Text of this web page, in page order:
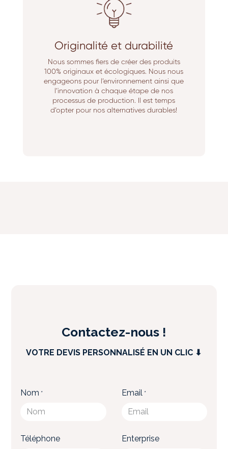
Originalité et durabilité
Nous sommes fiers de créer des produits
100% originaux et écologiques. Nous nous
engageons pour l’environnement ainsi que
l’innovation à chaque étape de nos
processus de production. Il est temps
d’opter pour nos alternatives durables!